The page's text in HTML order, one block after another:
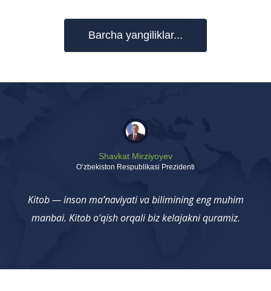
Barcha yangiliklar...
Shavkat Mirziyoyev
Oʻzbekiston Respublikasi Prezidenti
Kitob — inson ma’naviyati va bilimining eng muhim
manbai. Kitob o‘qish orqali biz kelajakni quramiz.